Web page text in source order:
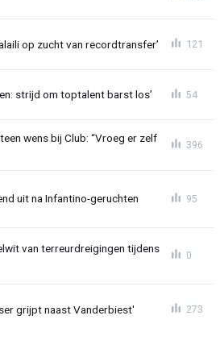
op zucht van recordtransfer’ 121
strijd om toptalent barst los’ 54
wens bij Club: “Vroeg er zelf
396
uit na Infantino-geruchten 95
van terreurdreigingen tijdens
0
grijpt naast Vanderbiest' 273